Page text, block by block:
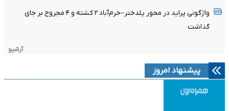
واژگونی پراید در محور پلدختر–خرم‌آباد ۲ کشته و ۴ مجروح بر جای
گذاشت
آرشیو
پیشنهاد امروز